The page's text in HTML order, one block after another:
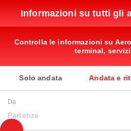
Informazioni su tutti gli
Controlla le informazioni su
terminal,
Solo andata Andata e
Da
Partenza